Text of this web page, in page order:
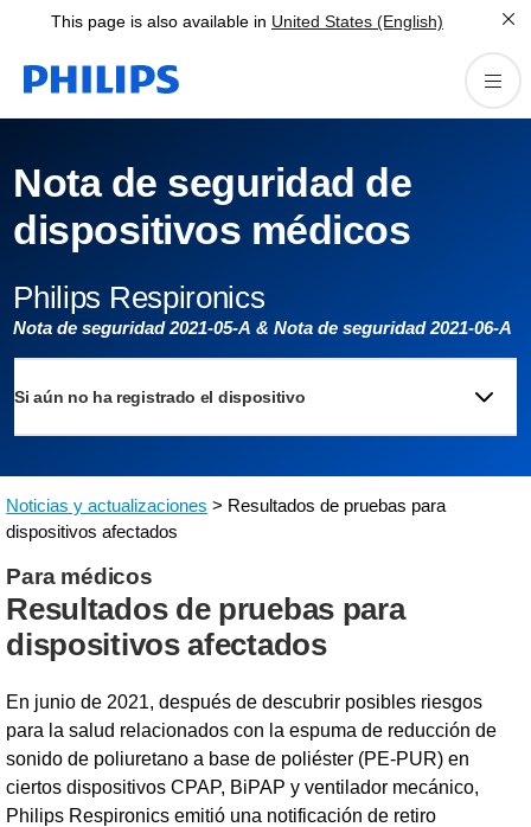
This page is also available in United States (English)
Nota de seguridad de
dispositivos médicos
Philips Respironics
Nota de seguridad 2021-05-A & Nota de seguridad 2021-06-A
Si aún no ha registrado el dispositivo
Noticias y actualizaciones > Resultados de pruebas para
dispositivos afectados
Para médicos
Resultados de pruebas para
dispositivos afectados
En junio de 2021, después de descubrir posibles riesgos
para la salud relacionados con la espuma de reducción de
sonido de poliuretano a base de poliéster (PE-PUR) en
ciertos dispositivos CPAP, BiPAP y ventilador mecánico,
Philips Respironics emitió una notificación de retiro